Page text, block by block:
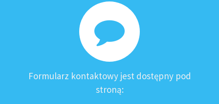
Formularz kontaktowy jest dostępny pod
stroną: